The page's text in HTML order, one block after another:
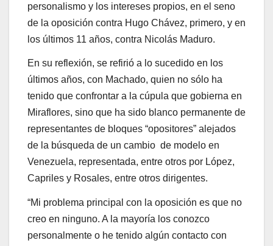
personalismo y los intereses propios, en el seno
de la oposición contra Hugo Chávez, primero, y en
los últimos 11 años, contra Nicolás Maduro.
En su reflexión, se refirió a lo sucedido en los
últimos años, con Machado, quien no sólo ha
tenido que confrontar a la cúpula que gobierna en
Miraflores, sino que ha sido blanco permanente de
representantes de bloques “opositores” alejados
de la búsqueda de un cambio de modelo en
Venezuela, representada, entre otros por López,
Capriles y Rosales, entre otros dirigentes.
“Mi problema principal con la oposición es que no
creo en ninguno. A la mayoría los conozco
personalmente o he tenido algún contacto con